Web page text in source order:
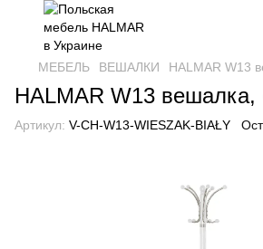
МЕБЕЛЬ ВЕШАЛКИ HALMAR W13
HALMAR W13
Артикул: V-CH-W13-WIESZAK-BIAŁY